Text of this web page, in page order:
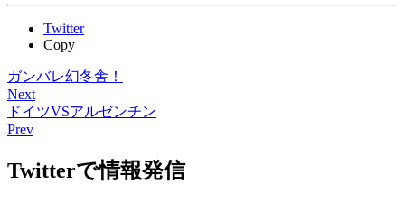
Twitter
Copy
ガンバレ幻冬舎！
Next
ドイツVSアルゼンチン
Prev
Twitterで情報発信